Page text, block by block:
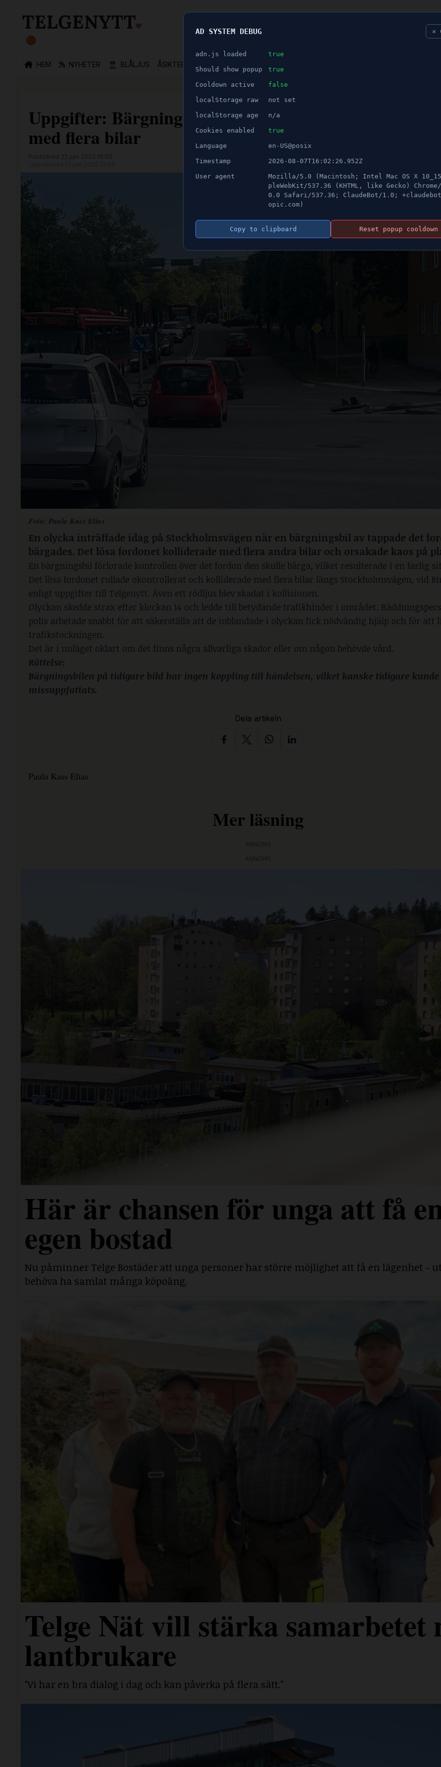
HEM NYHETER 👮🏻‍♂️ BLÅLJUS ÅSIKTER SPORT NÖJE
ANNONS
Uppgifter: Bärgningsbil tappade fordon - Orsakade
med flera bilar
Foto: Paula Kass Elias
En olycka inträffade idag på Stockholmsvägen när en bärgningsbil av tappade det
bärgades. Det lösa fordonet kolliderade med flera andra bilar och orsakade kaos på
En bärgningsbil förlorade kontrollen över det fordon den skulle bärga, vilket resulterade i en farlig
Det lösa fordonet rullade okontrollerat och kolliderade med flera bilar längs Stockholmsvägen, vid
enligt uppgifter till Telgenytt. Även ett rödljus blev skadat i kollisionen.
Olyckan skedde strax efter klockan 14 och ledde till betydande trafikhinder i området.
polis arbetade snabbt för att säkerställa att de inblandade i olyckan fick nödvändig hjälp och för att
trafikstockningen.
Det är i nuläget oklart om det finns några allvarliga skador eller om någon behövde vård.
Rättelse:
Bärgningsbilen på tidigare bild har ingen koppling till händelsen, vilket kanske tidigare
missuppfattats.
Dela artikeln
Paula Kass Elias
Mer läsning
Här är chansen för unga att få
egen bostad
Nu påminner Telge Bostäder att unga personer har större möjlighet att få en lägenhet -
behöva ha samlat många köpoäng.
Telge Nät vill stärka samarbetet
lantbrukare
"Vi har en bra dialog i dag och kan påverka på flera sätt."
AD SYSTEM DEBUG ✕
adn.js loaded true
Should show popup true
Cooldown active false
localStorage raw not set
localStorage age n/a
Cookies enabled true
Language en-US@posix
Timestamp 2026-08-07T16:02:26.952Z
User agent
Mozilla/5.0 (Macintosh; Intel Mac OS X
pleWebKit/537.36 (KHTML, like Gecko)
0.0 Safari/537.36; ClaudeBot/1.0;
opic.com)
Copy to clipboard Reset popup cooldown